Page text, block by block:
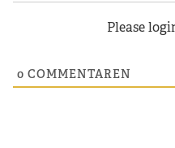
Please
0 COMMENTAREN